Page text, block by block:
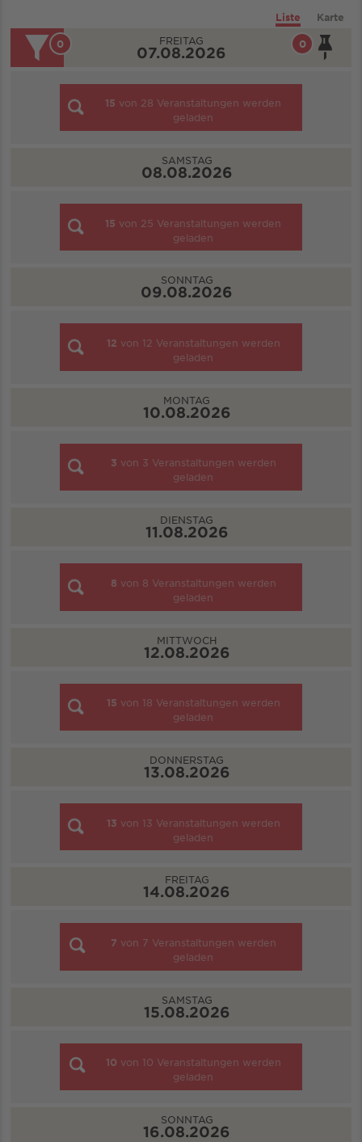
Liste Karte
0
0 FREITAG
07.08.2026
15 von 28 Veranstaltungen werden
geladen
SAMSTAG
08.08.2026
15 von 25 Veranstaltungen werden
geladen
SONNTAG
09.08.2026
12 von 12 Veranstaltungen werden
geladen
MONTAG
10.08.2026
3 von 3 Veranstaltungen werden
geladen
DIENSTAG
11.08.2026
8 von 8 Veranstaltungen werden
geladen
MITTWOCH
12.08.2026
15 von 18 Veranstaltungen werden
geladen
DONNERSTAG
13.08.2026
13 von 13 Veranstaltungen werden
geladen
FREITAG
14.08.2026
7 von 7 Veranstaltungen werden
geladen
SAMSTAG
15.08.2026
10 von 10 Veranstaltungen werden
geladen
SONNTAG
16.08.2026